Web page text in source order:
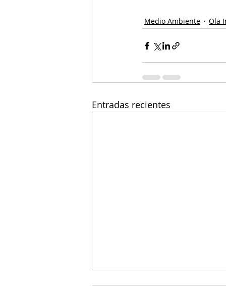
Medio Ambiente Ola
Entradas recientes